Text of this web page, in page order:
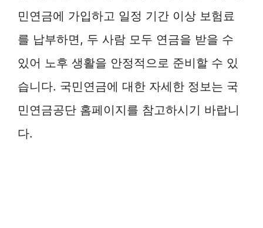
민연금에 가입하고 일정 기간 이상 보험료
를 납부하면, 두 사람 모두 연금을 받을 수
있어 노후 생활을 안정적으로 준비할 수 있
습니다. 국민연금에 대한 자세한 정보는 국
민연금공단 홈페이지를 참고하시기 바랍니
다.